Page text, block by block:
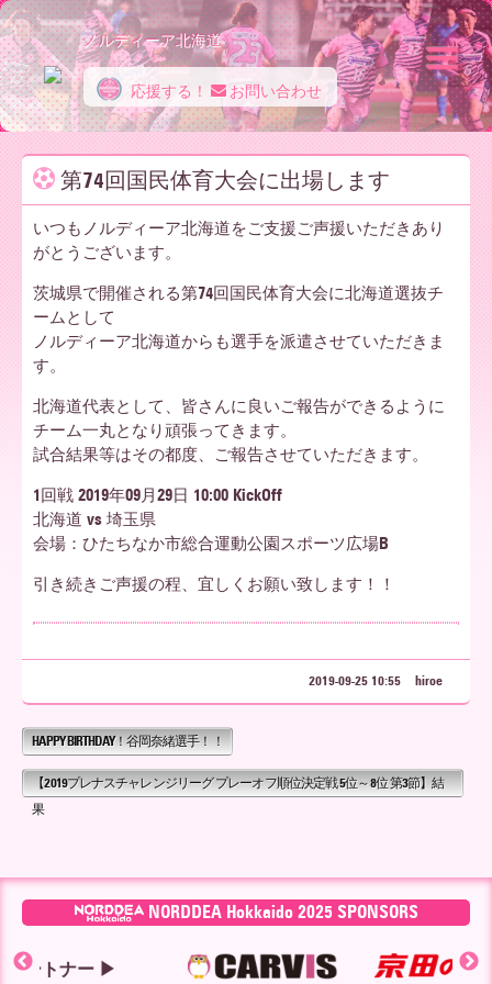
ノ
ル
デ
ィ
ー
ア
北
海
道
ノルディーア北海道
応援する！ お問い合わせ
第74回国民体育大会に出場します
いつもノルディーア北海道をご支援ご声援いただきあり
がとうございます。
茨城県で開催される第74回国民体育大会に北海道選抜チ
ームとして
ノルディーア北海道からも選手を派遣させていただきま
す。
北海道代表として、皆さんに良いご報告ができるように
チーム一丸となり頑張ってきます。
試合結果等はその都度、ご報告させていただきます。
1回戦 2019年09月29日 10:00 KickOff
北海道 vs 埼玉県
会場：ひたちなか市総合運動公園スポーツ広場B
引き続きご声援の程、宜しくお願い致します！！
2019-09-25 10:55 hiroe
HAPPY BIRTHDAY！谷岡奈緒選手！！
【2019プレナスチャレンジリーグ プレーオフ順位決定戦 5位～8位 第3節】結
果
NORDDEA Hokkaido 2025 SPONSORS
ー ▶